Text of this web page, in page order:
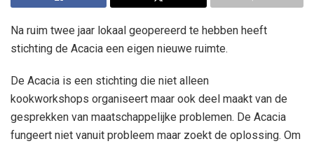
Na ruim twee jaar lokaal geopereerd te hebben heeft
stichting de Acacia een eigen nieuwe ruimte.
De Acacia is een stichting die niet alleen
kookworkshops organiseert maar ook deel maakt van de
gesprekken van maatschappelijke problemen. De Acacia
fungeert niet vanuit probleem maar zoekt de oplossing. Om